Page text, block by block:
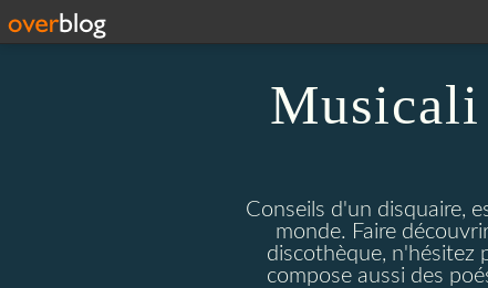
Conseils d'un disquaire,
monde. Faire
discothèque, n'hésitez
compose aussi des